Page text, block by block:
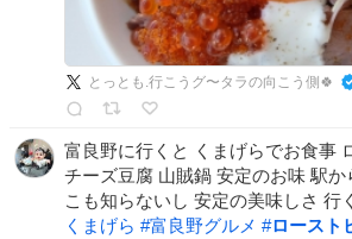
とっとも.行こうグ〜タラの向こう側🍀
富良野に行くと くまげらでお食事
チーズ豆腐 山賊鍋 安定のお味 駅か
こも知らないし 安定の美味しさ 行
くまげら #富良野グルメ #ロースト